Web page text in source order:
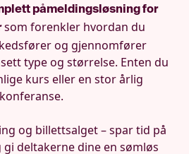
påmeldingsløsning for
som forenkler hvordan du
og gjennomfører
type og størrelse. Enten du
kurs eller en stor årlig
konferanse.
og billettsalget – spar tid på
deltakerne dine en sømløs